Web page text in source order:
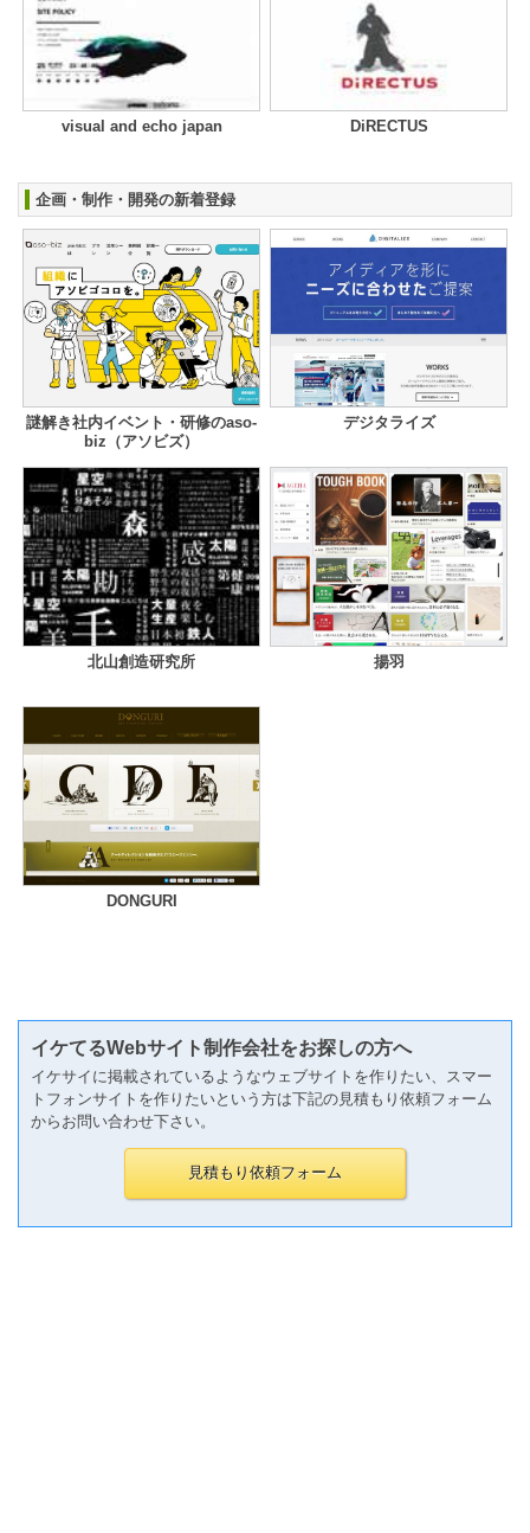
visual and echo japan DiRECTUS
企画・制作・開発の新着登録
謎解き社内イベント・研修のaso-
biz（アソビズ）
デジタライズ
北山創造研究所 揚羽
DONGURI
イケてるWebサイト制作会社をお探しの方へ
イケサイに掲載されているようなウェブサイトを作りたい、スマー
トフォンサイトを作りたいという方は下記の見積もり依頼フォーム
からお問い合わせ下さい。